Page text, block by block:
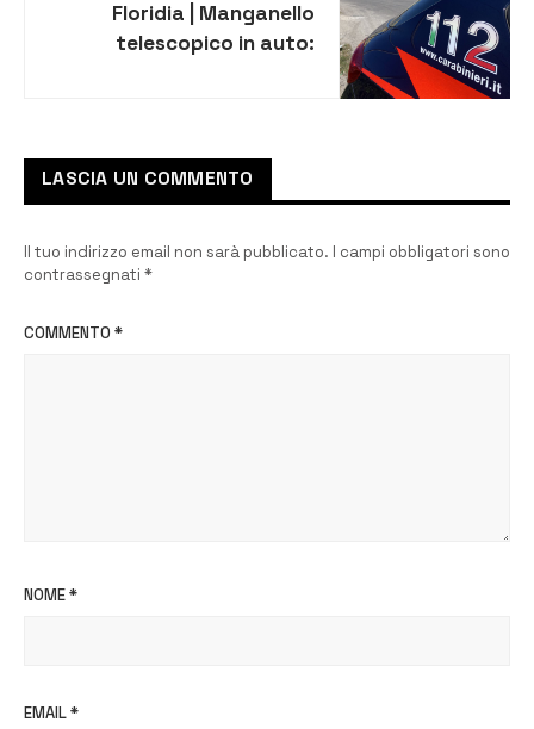
Floridia | Manganello
telescopico in auto:
LASCIA UN COMMENTO
Il tuo indirizzo email non sarà pubblicato. I campi obbligatori sono
contrassegnati *
COMMENTO *
NOME*
EMAIL*